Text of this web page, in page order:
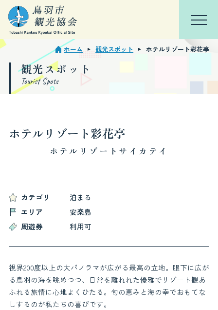
TOP
鳥羽を知る
観光スポット
宿泊観光周遊券
お知らせ
交通アクセス
鳥羽市観光協会について
よくある質問
お問い合わせ
観光スポット
Tourist Spots
ホーム 観光スポット ホテルリゾート彩花亭
ホテルリゾート彩花亭
ホテルリゾートサイカテイ
カテゴリ
泊まる
エリア
安楽島
周遊券
利用可
視界200度以上の大パノラマが広がる最高の立地。眼下に広が
る鳥羽の海を眺めつつ、日常を離れれた優雅でリゾート観あ
ふれる旅情に心地よくひたる。旬の恵みと海の幸でおもてな
しするのが私たちの喜びです。